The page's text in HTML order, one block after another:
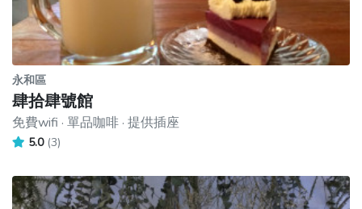
永和區
肆拾肆號館
免費wifi · 單品咖啡 · 提供插座
5.0 (3)